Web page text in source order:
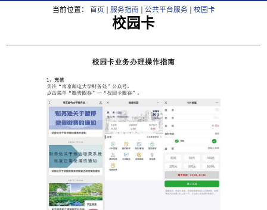
当前位置： 首页 服务指南 公共平台服务 校园卡
校园卡